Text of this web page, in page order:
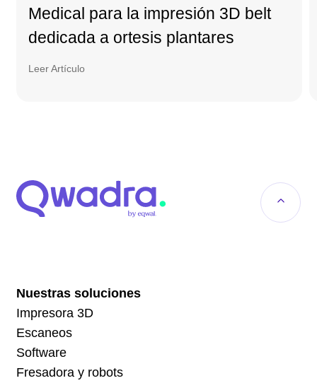
Medical para la impresión 3D belt
dedicada a ortesis plantares
Leer Artículo
Nuestras soluciones
Impresora 3D
Escaneos
Software
Fresadora y robots